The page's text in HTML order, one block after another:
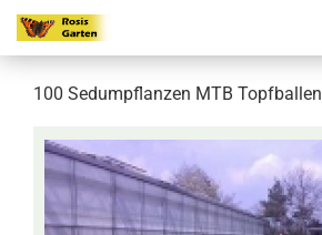
100 Sedumpflanzen MTB Topfballen